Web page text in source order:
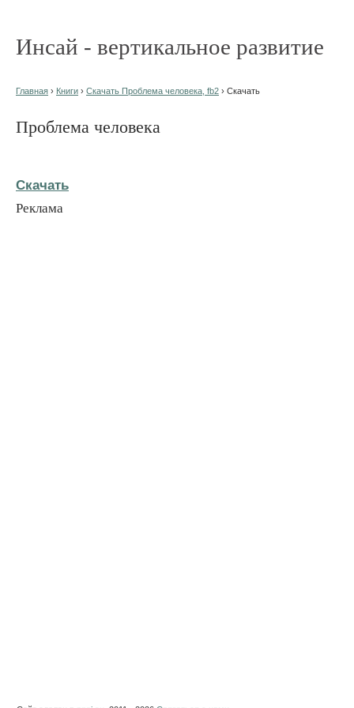
Инсай - вертикальное развитие
Главная › Книги › Скачать Проблема человека, fb2 › Скачать
Проблема человека
Скачать
Реклама